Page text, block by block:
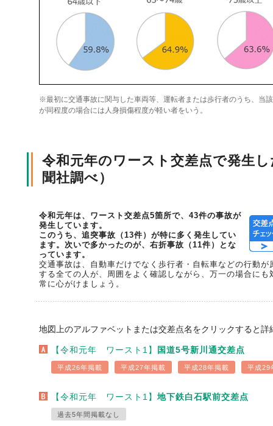
個人賠償責任保険
風水雪災等による損害を補償する損害保険
ペット保険
所在地（本部・支部）
損害保険お役立ち情報
会員会社等一覧
交通事故医療研究助成
協会ニュースリリース
会員各社ニュースリリース
協会からのお知らせ
協会各地の活動
損害保険の相談窓口
自然災害損保契約のご照会
他の紛争解決機関等
通報等窓口
※最初に交通事故に関与した車両等、運転者または歩行者のうち、当
が同程度の場合には人身損傷程度が軽い者をいう。
令和元年のワースト交差点で発生
聞社調べ）
令和元年は、ワースト交差点5箇所で、43件の事故が
発生しています。
このうち、追突事故（13件）が特に多く発生してい
ます。次いで多かったのが、右折事故（11件）とな
っています。
交通事故は、自動車だけでなく歩行者・自転車などの行動
する全ての人が、周囲をよく確認しながら、万一の場合に
常に心がけましょう。
地図上のアルファベットまたは交差点名をクリックすると
【令和元年 ワースト1】 国道5号新川通交差点
平成26年掲載 平成27年掲載 平成28年掲載 平成29
【令和元年 ワースト1】 地下鉄白石駅前交差点
過去5年間掲載なし